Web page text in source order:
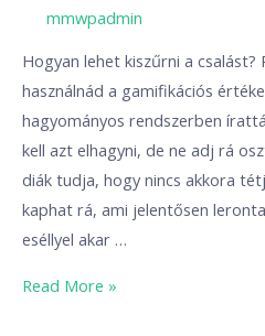
mmwpadmin
Hogyan lehet kiszűrni a
használnád a gamifikációs
hagyományos rendszerben
kell azt elhagyni, de ne adj rá
diák tudja, hogy nincs akkora
kaphat rá, ami jelentősen
eséllyel akar …
Read More »